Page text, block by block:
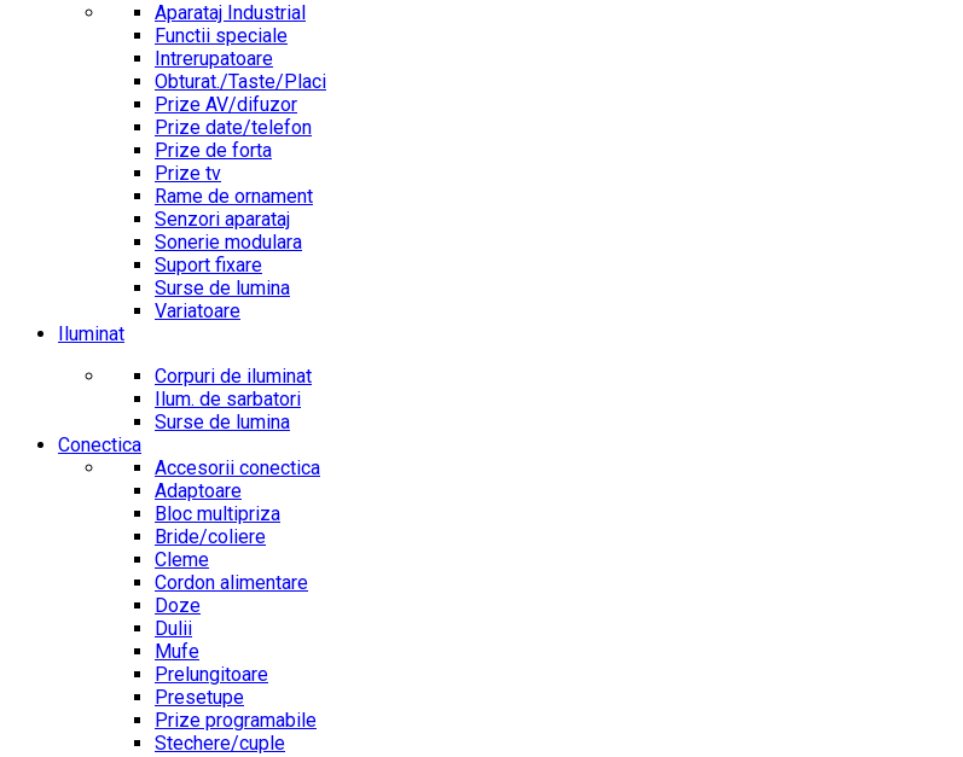
Aparataj Industrial
Functii speciale
Intrerupatoare
Obturat./Taste/Placi
Prize AV/difuzor
Prize date/telefon
Prize de forta
Prize tv
Rame de ornament
Senzori aparataj
Sonerie modulara
Suport fixare
Surse de lumina
Variatoare
Iluminat
Corpuri de iluminat
Ilum. de sarbatori
Surse de lumina
Conectica
Accesorii conectica
Adaptoare
Bloc multipriza
Bride/coliere
Cleme
Cordon alimentare
Doze
Dulii
Mufe
Prelungitoare
Presetupe
Prize programabile
Stechere/cuple